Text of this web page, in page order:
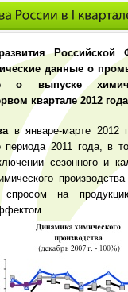
Российской
данные о
о выпуске
квартале 2012
в январе-марте 2012
периода 2011 года, в
сезонного и
на